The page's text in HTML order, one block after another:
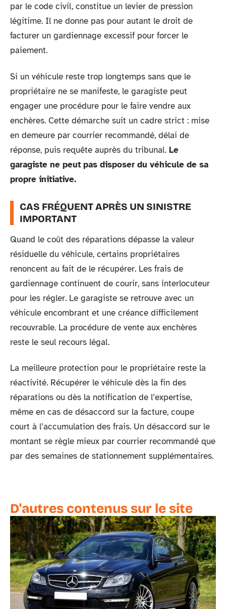
par le code civil, constitue un levier de pression
légitime. Il ne donne pas pour autant le droit de
facturer un gardiennage excessif pour forcer le
paiement.
Si un véhicule reste trop longtemps sans que le
propriétaire ne se manifeste, le garagiste peut
engager une procédure pour le faire vendre aux
enchères. Cette démarche suit un cadre strict : mise
en demeure par courrier recommandé, délai de
réponse, puis requête auprès du tribunal. Le
garagiste ne peut pas disposer du véhicule de sa
propre initiative.
CAS FRÉQUENT APRÈS UN SINISTRE
IMPORTANT
Quand le coût des réparations dépasse la valeur
résiduelle du véhicule, certains propriétaires
renoncent au fait de le récupérer. Les frais de
gardiennage continuent de courir, sans interlocuteur
pour les régler. Le garagiste se retrouve avec un
véhicule encombrant et une créance difficilement
recouvrable. La procédure de vente aux enchères
reste le seul recours légal.
La meilleure protection pour le propriétaire reste la
réactivité. Récupérer le véhicule dès la fin des
réparations ou dès la notification de l’expertise,
même en cas de désaccord sur la facture, coupe
court à l’accumulation des frais. Un désaccord sur le
montant se règle mieux par courrier recommandé que
par des semaines de stationnement supplémentaires.
D'autres contenus sur le site